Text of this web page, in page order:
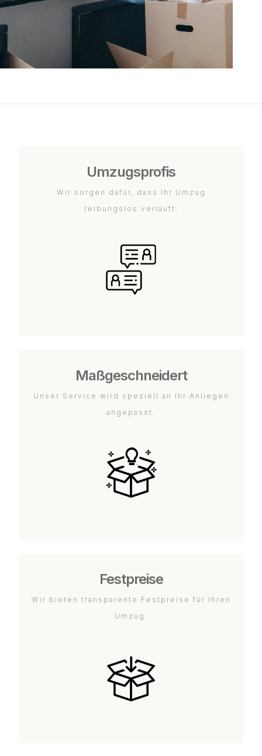
Umzugsprofis
Wir sorgen dafür, dass Ihr Umzug
reibungslos verläuft.
Maßgeschneidert
Unser Service wird speziell an Ihr Anliegen
angepasst.
Festpreise
Wir bieten transparente Festpreise für Ihren
Umzug.